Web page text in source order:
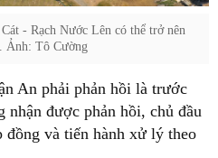
- Rạch Nước Lên có thể trở nên
Ảnh: Tô Cường
An phải phản hồi là trước
nhận được phản hồi, chủ đầu
và tiến hành xử lý theo